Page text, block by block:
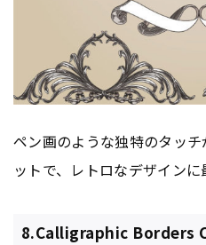
ペン画のような独特のタッ
ットで、レトロなデザインに
8.Calligraphic Borders